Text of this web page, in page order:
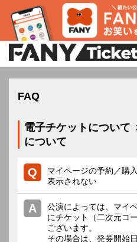
FAQ
電子チケットについて
について
マイページの予約／購
表示されない
公演によっては、マイ
にチケット（二次元コ
ございます。
その場合は、発券開始